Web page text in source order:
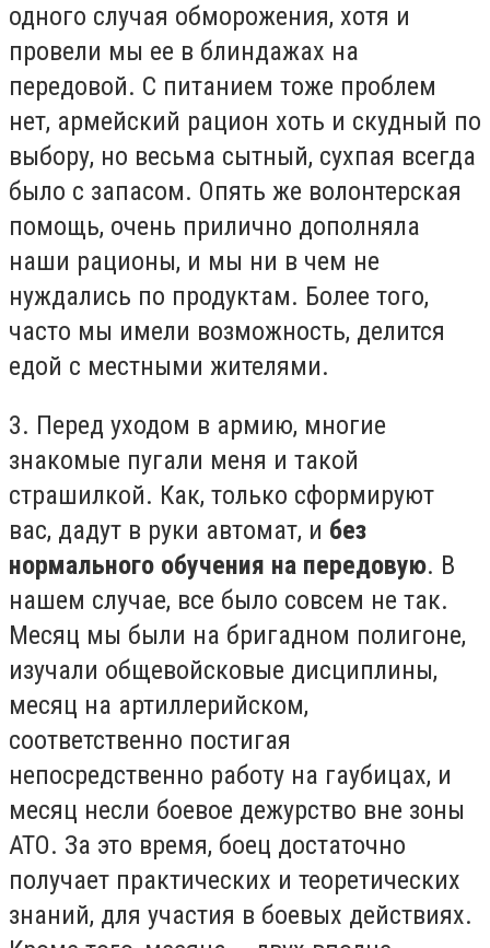
одного случая обморожения, хотя и
провели мы ее в блиндажах на
передовой. С питанием тоже проблем
нет, армейский рацион хоть и скудный по
выбору, но весьма сытный, сухпая всегда
было с запасом. Опять же волонтерская
помощь, очень прилично дополняла
наши рационы, и мы ни в чем не
нуждались по продуктам. Более того,
часто мы имели возможность, делится
едой с местными жителями.
3. Перед уходом в армию, многие
знакомые пугали меня и такой
страшилкой. Как, только сформируют
вас, дадут в руки автомат, и без
нормального обучения на передовую. В
нашем случае, все было совсем не так.
Месяц мы были на бригадном полигоне,
изучали общевойсковые дисциплины,
месяц на артиллерийском,
соответственно постигая
непосредственно работу на гаубицах, и
месяц несли боевое дежурство вне зоны
АТО. За это время, боец достаточно
получает практических и теоретических
знаний, для участия в боевых действиях.